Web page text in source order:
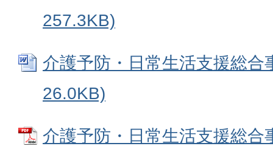
257.3KB)
介護予防・日常生活支援総合
26.0KB)
介護予防・日常生活支援総合